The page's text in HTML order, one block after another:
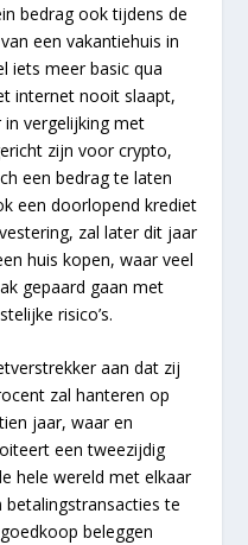
bedrag ook tijdens de
een vakantiehuis in
iets meer basic qua
internet nooit slaapt,
in vergelijking met
zijn voor crypto,
een bedrag te laten
een doorlopend krediet
zal later dit jaar
huis kopen, waar veel
gepaard gaan met
risico’s.
aan dat zij
zal hanteren op
jaar, waar en
een tweezijdig
hele wereld met elkaar
te
beleggen